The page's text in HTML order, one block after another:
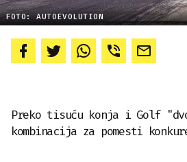
FOTO: AUTOEVOLUTION
Preko tisuću konja i Golf
kombinacija za pomesti